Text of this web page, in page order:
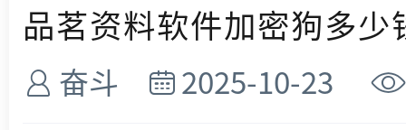
品茗资料软件加密狗多少
奋斗 2025-10-23